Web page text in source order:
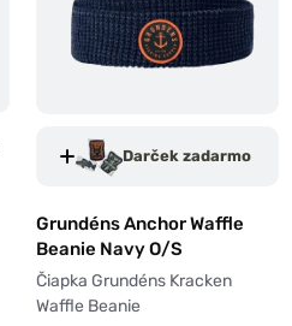
Darček zadarmo
Grundéns Anchor Waffle
Beanie Navy O/S
Čiapka Grundéns Kracken
Waffle Beanie